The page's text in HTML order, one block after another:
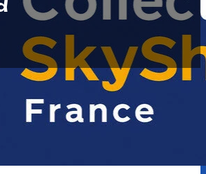
la pétition SkyShieldpour appeler la
à protéger les civils ukrainiens en